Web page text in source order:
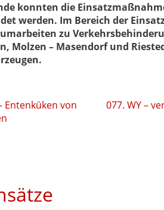
konnten die
werden. Im Bereich der
zu
Molzen – Masendorf und
Entenküken von
077. WY –